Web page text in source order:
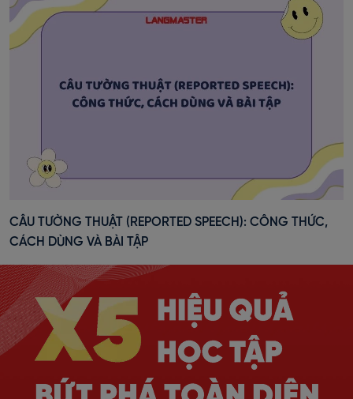
CÂU TƯỜNG THUẬT (REPORTED SPEECH): CÔNG THỨC,
CÁCH DÙNG VÀ BÀI TẬP